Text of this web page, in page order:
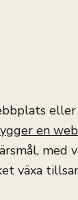
eller
en
med
växa